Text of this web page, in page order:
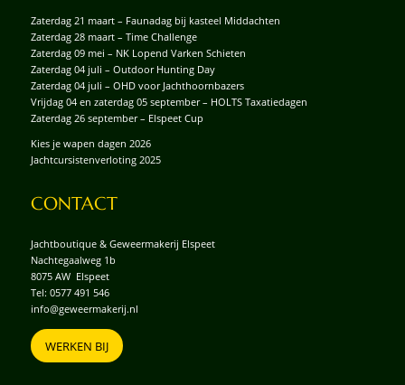
Zaterdag 21 maart – Faunadag bij kasteel Middachten
Zaterdag 28 maart – Time Challenge
Zaterdag 09 mei – NK Lopend Varken Schieten
Zaterdag 04 juli – Outdoor Hunting Day
Zaterdag 04 juli – OHD voor Jachthoornbazers
Vrijdag 04 en zaterdag 05 september – HOLTS Taxatiedagen
Zaterdag 26 september – Elspeet Cup
Kies je wapen dagen 2026
Jachtcursistenverloting 2025
CONTACT
Jachtboutique & Geweermakerij Elspeet
Nachtegaalweg 1b
8075 AW Elspeet
Tel: 0577 491 546
info@geweermakerij.nl
WERKEN BIJ